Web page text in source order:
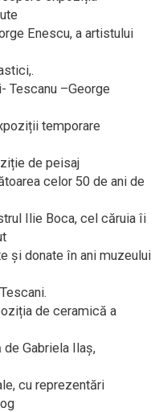
Enescu, a artistului
Tescanu –George
temporare
de peisaj
celor 50 de ani de
Ilie Boca, cel căruia îi
și donate în ani muzeului
de ceramică a
de Gabriela Ilaș,
cu reprezentări